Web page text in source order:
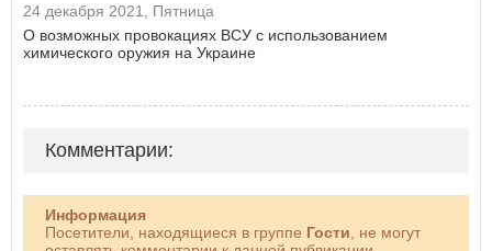
24 декабря 2021, Пятница
О возможных провокациях ВСУ с использованием
химического оружия на Украине
Комментарии:
Информация
Посетители, находящиеся в группе Гости , не могут